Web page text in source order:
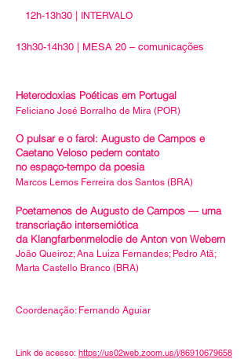
12h-13h30 | INTERVALO
13h30-14h30 | MESA 20 – comunicações
Heterodoxias Poéticas em Portugal
Feliciano José Borralho de Mira (POR)
O pulsar e o farol: Augusto de Campos e
Caetano Veloso pedem contato
no espaço-tempo da poesia
Marcos Lemos Ferreira dos Santos (BRA)
Poetamenos de Augusto de Campos — uma
transcriação intersemiótica
da Klangfarbenmelodiede Anton von Webern
João Queiroz; Ana Luiza Fernandes; Pedro Atã;
Marta Castello Branco (BRA)
Coordenação: Fernando Aguiar
Link de acesso: https://us02web.zoom.us/j/86910679658